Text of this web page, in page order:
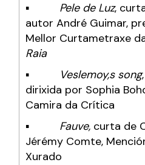
▪ Pele de Luz,
autor André Guimar,
Mellor Curtametraxe
Raia
▪
Veslemoy,s song
dirixida por Sophia
Camira da Crítica
▪ Fauve, curta de
Jérémy Comte,
Xurado